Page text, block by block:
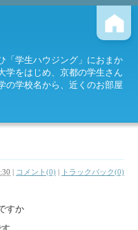
「学生ハウジング」におまか
学をはじめ、京都の学生さん
の学校名から、近くのお部屋
| コメント(0) | トラックバック(0)
すか